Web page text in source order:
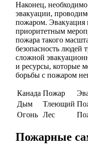
Наконец,
эвакуации,
пожаром. Эвакуация
приоритетным
пожара такого
безопасность людей
сложной
и ресурсы, которые
борьбы с пожаром
Канада Пожар
Дым
Тлеющий
Огонь Лес
Пожарные